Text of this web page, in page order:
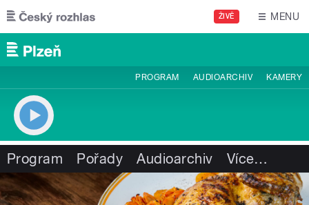
Přejít k hlavnímu obsahu
ŽIVĚ MENU
PROGRAM AUDIOARCHIV KAMERY
Program Pořady Audioarchiv Více…